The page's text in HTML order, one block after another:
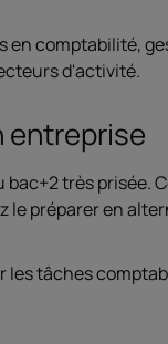
en comptabilité,
d'activité.
entreprise
très prisée.
préparer en
tâches